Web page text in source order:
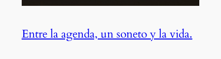
Entre la agenda, un soneto y la vida.